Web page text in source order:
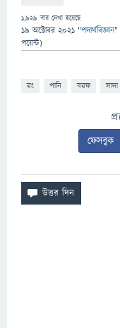
1,929 বার দেখা হয়েছে
19 অক্টোবর 2021 "পদার্থবিজ্ঞান"
পয়েন্ট)
রং পানি বরফ সাদা
ফেসবুক